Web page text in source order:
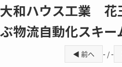
大和ハウス工業 花
ぶ物流自動化スキー
◀ 前へ - / -